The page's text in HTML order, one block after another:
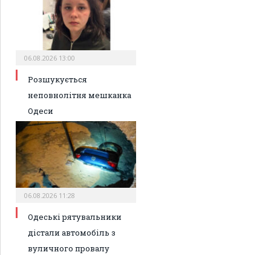
06.08.2026 13:00
Розшукується
неповнолітня мешканка
Одеси
06.08.2026 11:28
Одеські рятувальники
дістали автомобіль з
вуличного провалу